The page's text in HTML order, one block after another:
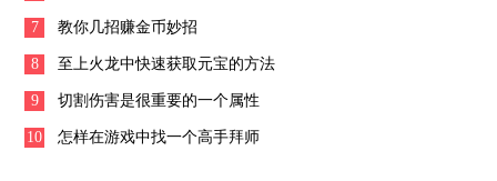
7 教你几招赚金币妙招
8 至上火龙中快速获取元宝的方法
9 切割伤害是很重要的一个属性
10 怎样在游戏中找一个高手拜师